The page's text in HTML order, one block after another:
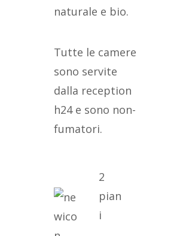
naturale e bio.
Tutte le camere
sono servite
dalla reception
h24 e sono non-
fumatori.
2
pian
i